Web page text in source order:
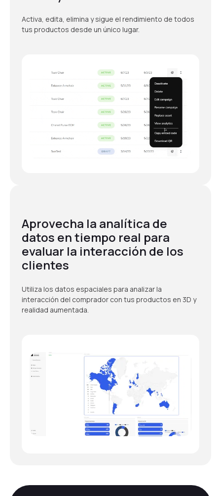
Activa, edita, elimina y sigue el rendimiento de todos
tus productos desde un único lugar.
Aprovecha la analítica de
datos en tiempo real para
evaluar la interacción de los
clientes
Utiliza los datos espaciales para analizar la
interacción del comprador con tus productos en 3D y
realidad aumentada.